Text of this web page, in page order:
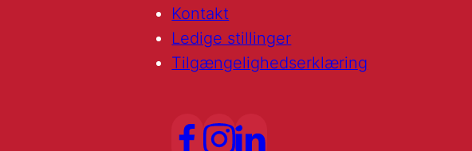
Kontakt
Ledige stillinger
Tilgængelighedserklæring